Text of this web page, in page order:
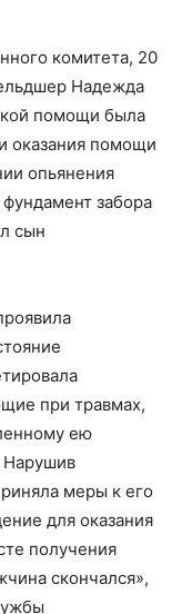
комитета, 20
Надежда
помощи была
оказания помощи
опьянения
забора
сын
при травмах,
ею
Нарушив
меры к его
для оказания
получения
скончался»,